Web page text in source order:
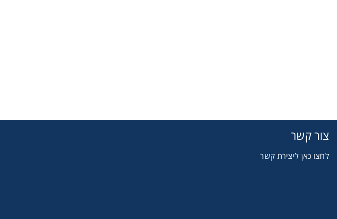
צור קשר
לחצו כאן ליצירת קשר